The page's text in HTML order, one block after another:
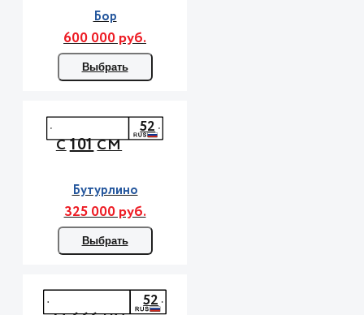
Бор
600 000 руб.
Выбрать
С101СМ
52
Бутурлино
325 000 руб.
Выбрать
52